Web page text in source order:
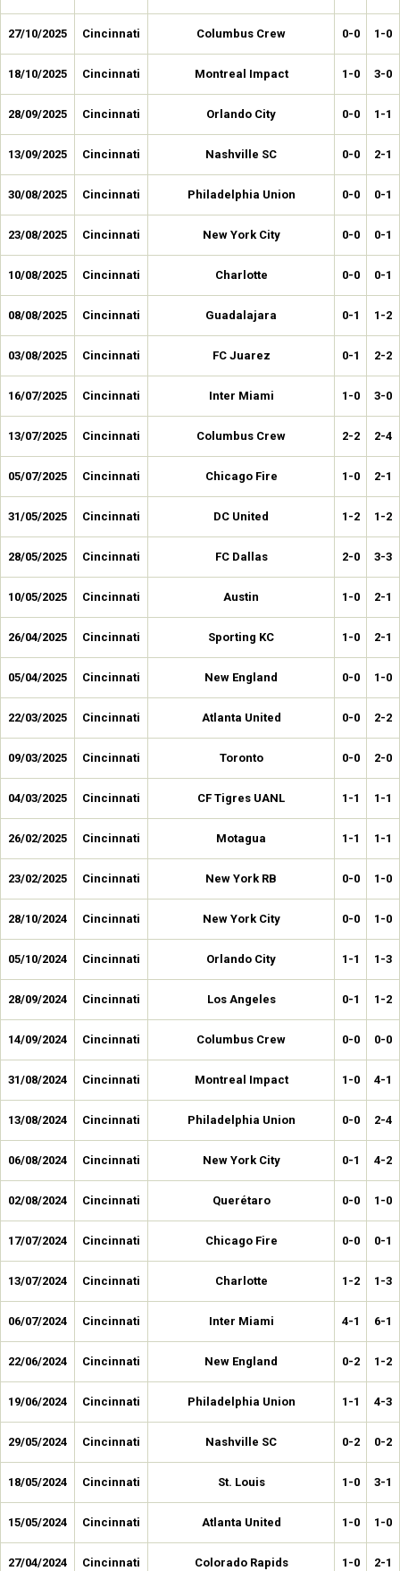
27/10/2025 Cincinnati Columbus Crew 0-0 1-0
18/10/2025 Cincinnati Montreal Impact 1-0 3-0
28/09/2025 Cincinnati Orlando City 0-0 1-1
13/09/2025 Cincinnati Nashville SC 0-0 2-1
30/08/2025 Cincinnati Philadelphia Union 0-0 0-1
23/08/2025 Cincinnati New York City 0-0 0-1
10/08/2025 Cincinnati Charlotte 0-0 0-1
08/08/2025 Cincinnati Guadalajara 0-1 1-2
03/08/2025 Cincinnati FC Juarez 0-1 2-2
16/07/2025 Cincinnati Inter Miami 1-0 3-0
13/07/2025 Cincinnati Columbus Crew 2-2 2-4
05/07/2025 Cincinnati Chicago Fire 1-0 2-1
31/05/2025 Cincinnati DC United 1-2 1-2
28/05/2025 Cincinnati FC Dallas 2-0 3-3
10/05/2025 Cincinnati Austin 1-0 2-1
26/04/2025 Cincinnati Sporting KC 1-0 2-1
05/04/2025 Cincinnati New England 0-0 1-0
22/03/2025 Cincinnati Atlanta United 0-0 2-2
09/03/2025 Cincinnati Toronto 0-0 2-0
04/03/2025 Cincinnati CF Tigres UANL 1-1 1-1
26/02/2025 Cincinnati Motagua 1-1 1-1
23/02/2025 Cincinnati New York RB 0-0 1-0
28/10/2024 Cincinnati New York City 0-0 1-0
05/10/2024 Cincinnati Orlando City 1-1 1-3
28/09/2024 Cincinnati Los Angeles 0-1 1-2
14/09/2024 Cincinnati Columbus Crew 0-0 0-0
31/08/2024 Cincinnati Montreal Impact 1-0 4-1
13/08/2024 Cincinnati Philadelphia Union 0-0 2-4
06/08/2024 Cincinnati New York City 0-1 4-2
02/08/2024 Cincinnati Querétaro 0-0 1-0
17/07/2024 Cincinnati Chicago Fire 0-0 0-1
13/07/2024 Cincinnati Charlotte 1-2 1-3
06/07/2024 Cincinnati Inter Miami 4-1 6-1
22/06/2024 Cincinnati New England 0-2 1-2
19/06/2024 Cincinnati Philadelphia Union 1-1 4-3
29/05/2024 Cincinnati Nashville SC 0-2 0-2
18/05/2024 Cincinnati St. Louis 1-0 3-1
15/05/2024 Cincinnati Atlanta United 1-0 1-0
27/04/2024 Cincinnati Colorado Rapids 1-0 2-1